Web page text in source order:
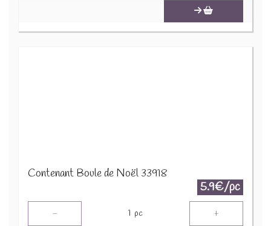
Contenant Boule de Noël 33918
5.9€/pc
- 1 pc +